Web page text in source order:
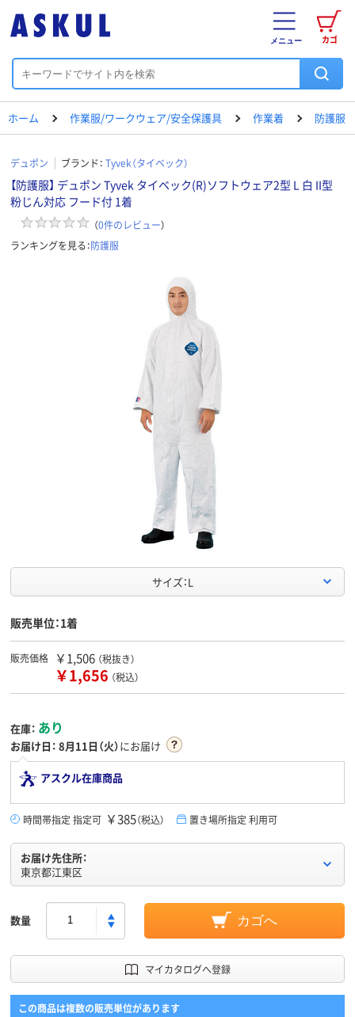
カゴ
メニュー
ホーム 作業服/ワークウェア/安全保護具 作業着 防護服
デュポン ブランド： Tyvek（タイベック）
【防護服】 デュポン Tyvek タイベック(R)ソフトウェア2型 L 白 II型
粉じん対応 フード付 1着
（0件のレビュー）
ランキングを見る：防護服
サイズ：L
販売単位：1着
販売価格 ￥1,506 （税抜き）
￥1,656 （税込）
在庫： あり
お届け日： 8月11日（火）にお届け
アスクル在庫商品
時間帯指定 指定可 ￥385（税込） 置き場所指定 利用可
お届け先住所：
東京都江東区
数量 カゴへ
マイカタログへ登録
この商品は複数の販売単位があります